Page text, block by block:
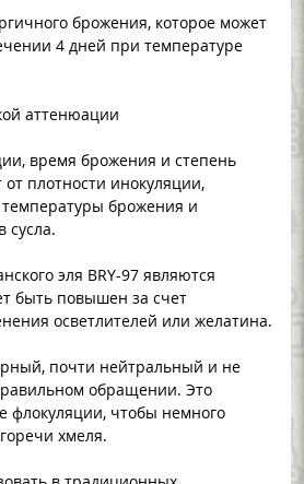
брожения, которое может
4 дней при температуре
аттенюации
время брожения и степень
плотности инокуляции,
брожения и
сусла.
эля BRY-97 являются
быть повышен за счет
осветлителей или желатина.
почти нейтральный и не
обращении. Это
флокуляции, чтобы немного
хмеля.